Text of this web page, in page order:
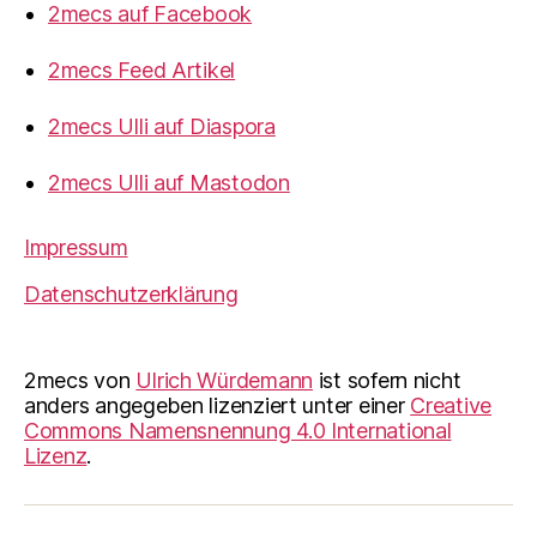
2mecs auf Facebook
2mecs Feed Artikel
2mecs Ulli auf Diaspora
2mecs Ulli auf Mastodon
Impressum
Datenschutzerklärung
2mecs von Ulrich Würdemann ist sofern nicht
anders angegeben lizenziert unter einer Creative
Commons Namensnennung 4.0 International
Lizenz.